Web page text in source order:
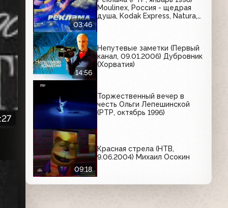
салон мебели "Древ-люкс"
03:46
Moulinex, Россия - щедрая
душа, Kodak Express, Natura,
14:56
Непутевые заметки (Первый
канал, 09.01.2006) Дубровник
(Хорватия)
Торжественный вечер в
честь Ольги Лепешинской
(РТР, октябрь 1996)
09:18
Красная стрела (НТВ,
9.06.2004) Михаил Осокин